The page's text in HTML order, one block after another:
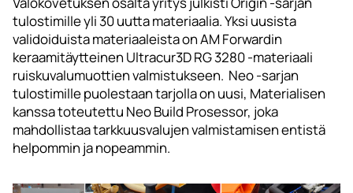
tulostimille yli 30 uutta materiaalia. Yksi uusista
validoiduista materiaaleista on AM Forwardin
keraamitäytteinen Ultracur3D RG 3280 -materiaali
ruiskuvalumuottien valmistukseen. Neo -sarjan
tulostimille puolestaan tarjolla on uusi, Materialisen
kanssa toteutettu Neo Build Prosessor, joka
mahdollistaa tarkkuusvalujen valmistamisen entistä
helpommin ja nopeammin.